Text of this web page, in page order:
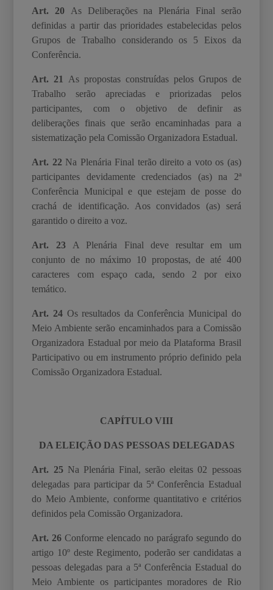
Art. 20 As Deliberações na Plenária Final serão
definidas a partir das prioridades estabelecidas pelos
Grupos de Trabalho considerando os 5 Eixos da
Conferência.
Art. 21 As propostas construídas pelos Grupos de
Trabalho serão apreciadas e priorizadas pelos
participantes, com o objetivo de definir as
deliberações finais que serão encaminhadas para a
sistematização pela Comissão Organizadora Estadual.
Art. 22 Na Plenária Final terão direito a voto os (as)
participantes devidamente credenciados (as) na 2ª
Conferência Municipal e que estejam de posse do
crachá de identificação. Aos convidados (as) será
garantido o direito a voz.
Art. 23 A Plenária Final deve resultar em um
conjunto de no máximo 10 propostas, de até 400
caracteres com espaço cada, sendo 2 por eixo
temático.
Art. 24 Os resultados da Conferência Municipal do
Meio Ambiente serão encaminhados para a Comissão
Organizadora Estadual por meio da Plataforma Brasil
Participativo ou em instrumento próprio definido pela
ComissãoOrganizadora Estadual.
CAPÍTULO VIII
DA ELEIÇÃO DAS PESSOAS DELEGADAS
Art. 25 Na Plenária Final, serão eleitas 02 pessoas
delegadas para participar da 5ª Conferência Estadual
do Meio Ambiente, conforme quantitativo e critérios
definidos pela Comissão Organizadora.
Art. 26Conforme elencado no parágrafo segundo do
artigo 10º deste Regimento, poderãoser candidatas a
pessoas delegadas para a 5ª Conferência Estadual do
Meio Ambiente os participantes moradores de Rio